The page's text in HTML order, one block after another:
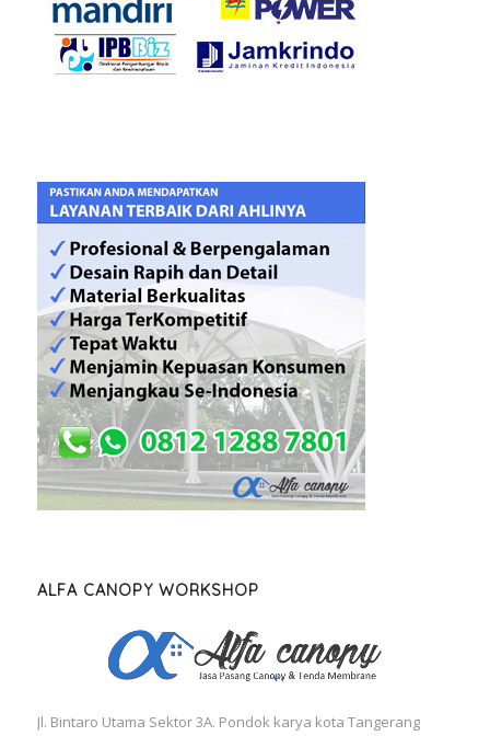
ALFA CANOPY WORKSHOP
Jl. Bintaro Utama Sektor 3A. Pondok karya kota Tangerang